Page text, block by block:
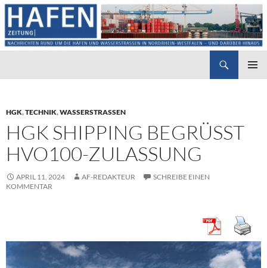
HGK,TECHNIK,WASSERSTRASSEN
HGK SHIPPING BEGRÜSST H
VO100-ZULASSUNG
APRIL 11, 2024 AF-REDAKTEUR
SCHREIBE EINEN
KOMMENTAR